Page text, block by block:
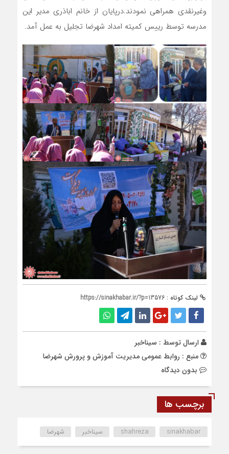
وغیرنقدی همراهی نمودند.درپایان از خانم اباذری مدیر این
مدرسه توسط رییس کمیته امداد شهرضا تجلیل به عمل آمد.
لینک کوتاه : https://sinakhabar.ir/?p=13576
ارسال توسط : سیناخبر
منبع : روابط عمومی مدیریت آموزش و پرورش شهرضا
بدون دیدگاه
برچسب ها
shahreza sinakhabar سیناخبر شهرضا